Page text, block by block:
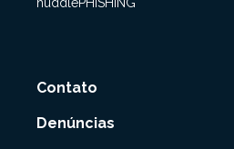
Contato
Denúncias